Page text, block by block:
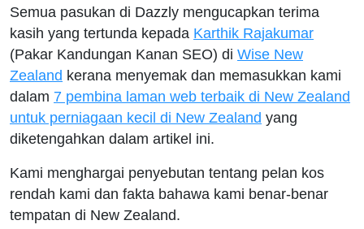
Semua pasukan di Dazzly mengucapkan terima
kasih yang tertunda kepada Karthik Rajakumar
(Pakar Kandungan Kanan SEO) di Wise New
Zealand kerana menyemak dan memasukkan kami
dalam 7 pembina laman web terbaik di New Zealand
untuk perniagaan kecil di New Zealand yang
diketengahkan dalam artikel ini.
Kami menghargai penyebutan tentang pelan kos
rendah kami dan fakta bahawa kami benar-benar
tempatan di New Zealand.